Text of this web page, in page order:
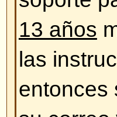
Las horas
estar
caso, entre